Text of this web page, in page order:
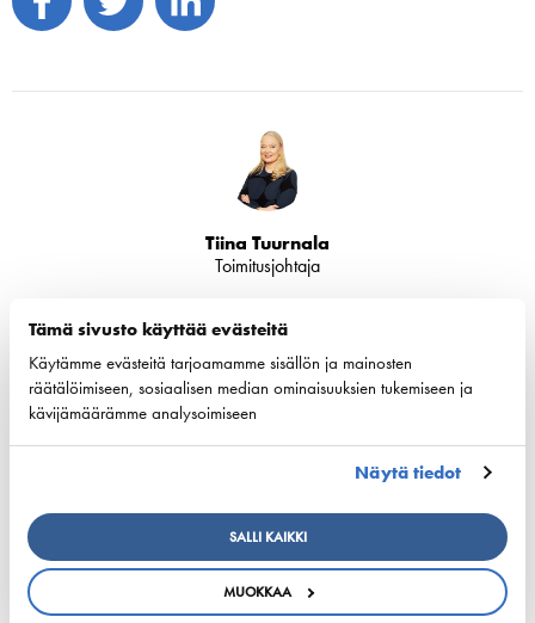
Tämä sivusto käyttää evästeitä
Käytämme evästeitä tarjoamamme sisällön ja mainosten
räätälöimiseen, sosiaalisen median ominaisuuksien tukemiseen ja
kävijämäärämme analysoimiseen
Näytä tiedot
SALLI KAIKKI
MUOKKAA
Tiina Tuurnala
Toimitusjohtaja
Tiina Tuurnala on Suomen Varustamot Ry:n toimitusjohtaja.
+358 40 5476762
tiina.tuurnala@shipowners.fi
ESL Shipping is planned to form an independent,
listed company